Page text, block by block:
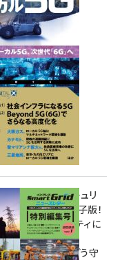
フラサイバーセキュリ
ファレンス特別電子版！
イバーセキュリティに
ての方へ！ ―
DX、OT/IoTをどう守